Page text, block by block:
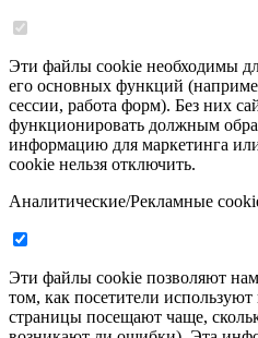
Эти файлы cookie необходимы
его основных функций
сессии, работа форм). Без них
функционировать должным
информацию для маркетинга
cookie нельзя отключить.
Аналитические/Рекламные
Эти файлы cookie позволяют
том, как посетители
страницы посещают чаще,